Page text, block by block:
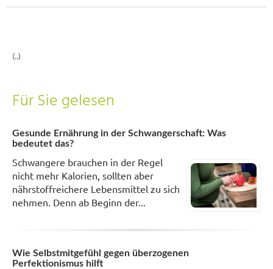
(..)
Für Sie gelesen
Gesunde Ernährung in der Schwangerschaft: Was
bedeutet das?
Schwangere brauchen in der Regel
nicht mehr Kalorien, sollten aber
nährstoffreichere Lebensmittel zu sich
nehmen. Denn ab Beginn der...
Wie Selbstmitgefühl gegen überzogenen
Perfektionismus hilft